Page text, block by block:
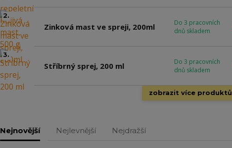
2.
Zinková mast ve spreji, 200ml
Do 3 pracovních
dnů skladem
3.
Stříbrný sprej, 200 ml
Do 3 pracovních
dnů skladem
zobrazit více produktů
Nejnovější Nejlevnější Nejdražší